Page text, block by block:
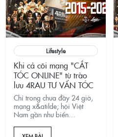
Lifestyle
Khi cả cõi mạng "CẮT
TÓC ONLINE" từ trào
lưu 4RAU TƯ VẤN TÓC
Chỉ trong chưa đầy 24 giờ,
mạng x&atilde; hội Việt
Nam gần như biến
t&oacute;c online khổng lồ.